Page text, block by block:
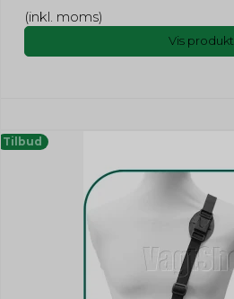
(inkl. moms)
Vis produkt
Tilbud